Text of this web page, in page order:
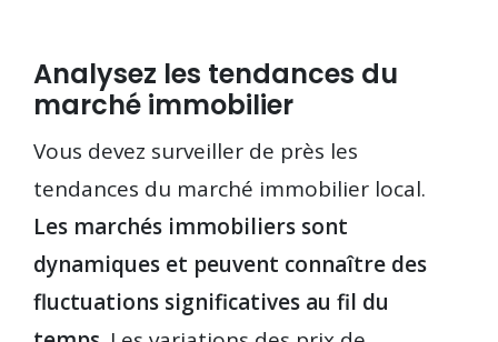
Analysez les tendances du
marché immobilier
Vous devez surveiller de près les
tendances du marché immobilier local.
Les marchés immobiliers sont
dynamiques et peuvent connaître des
fluctuations significatives au fil du